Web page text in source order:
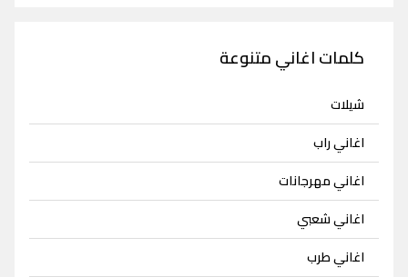
كلمات اغاني متنوعة
شيلات
اغاني راب
اغاني مهرجانات
اغاني شعبي
اغاني طرب